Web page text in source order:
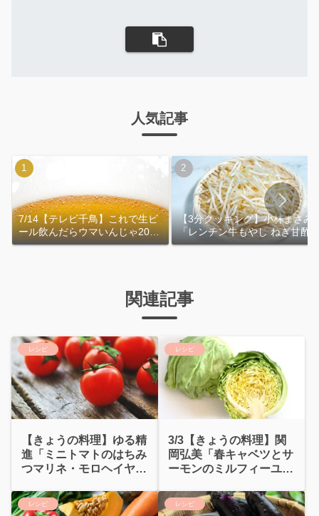
人気記事
7/14【テレビ千鳥】これで生ビ
ール飲んだらウマいんじゃ2026
｜おおよその作り方
【3分クッキング】小林まさみ
「レンチン牛もやし ねぎ甘酢
れ」作り方
関連記事
レシピ
【きょうの料理】ゆる精
進「ミニトマトのはちみ
つマリネ・モロヘイヤの
レシピ
3/3【きょうの料理】関
岡弘美「春キャベツとサ
ーモンのミルフィーユ蒸
レシピ レシピ